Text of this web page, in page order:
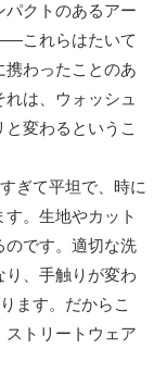
パクトのあるアー
これらはたいて
携わったことのあ
は、ウォッシュ
変わるというこ
ぎて平坦で、時に
。生地やカット
のです。適切な洗
、手触りが変わ
ます。だからこ
ストリートウェア